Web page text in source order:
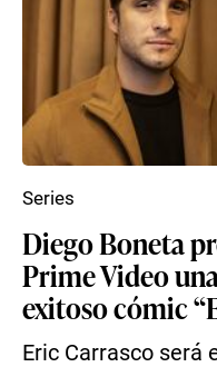
Diego Boneta
Prime Video
exitoso cómic
Eric Carrasco será
Series